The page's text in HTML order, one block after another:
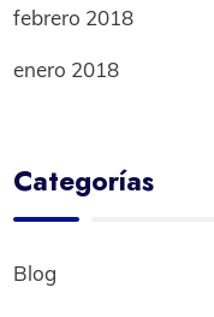
febrero 2018
enero 2018
Categorías
Blog